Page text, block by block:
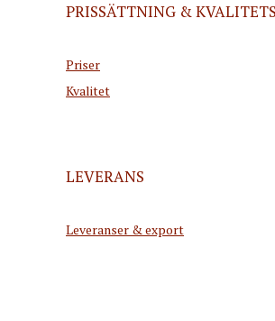
PRISSÄTTNING &
Priser
Kvalitet
LEVERANS
Leveranser & export